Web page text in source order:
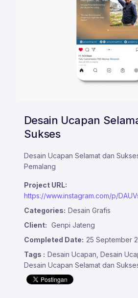
Desain Ucapan
Sukses
Desain Ucapan Selamat dan
Pemalang
Project URL:
https://www.instagram.com/p/
Categories: Desain Grafis
Client: Genpi Jateng
Completed Date: 25 September
Tags : Desain Ucapan, Desain
Desain Ucapan Selamat dan